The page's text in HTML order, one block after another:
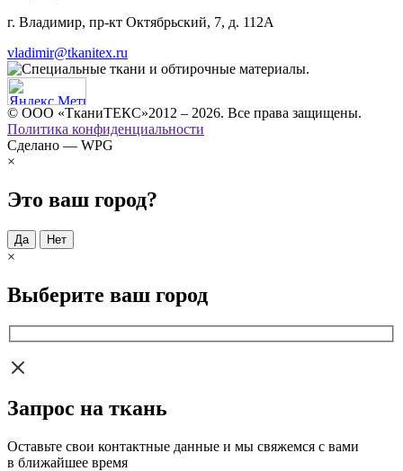
г. Владимир, пр-кт Октябрьский, 7, д. 112А
vladimir@tkanitex.ru
© ООО «ТканиТЕКС»2012 – 2026. Все права защищены.
Политика конфиденциальности
Сделано — WPG
×
Это ваш город?
Да Нет
×
Выберите ваш город
Запрос на ткань
Оставьте свои контактные данные и мы свяжемся с вами
в ближайшее время